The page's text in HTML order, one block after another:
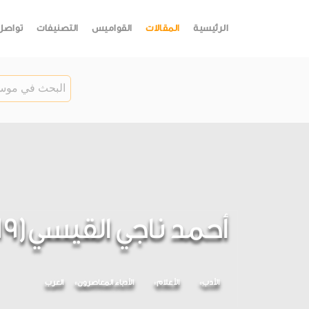
الرئيسية المقالات القواميس التصنيفات
أحمد ناجي القيسي(1919 - 1987)
الأدب الأعلام الأدباء المعاصرون العرب